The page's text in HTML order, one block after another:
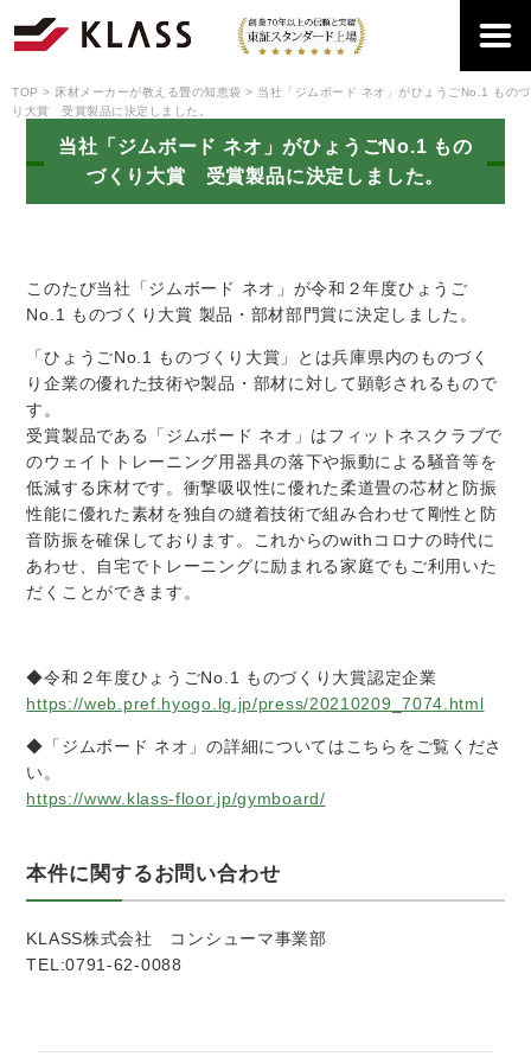
TOP 床材メーカーが教える畳の知恵袋
当社「ジムボード ネオ」がひょうごNo.1 もの
り大賞 受賞製品に決定しました。
当社「ジムボード ネオ」がひょうごNo.1 もの
づくり大賞 受賞製品に決定しました。
このたび当社「ジムボード ネオ」が令和２年度ひょうご
No.1 ものづくり大賞 製品・部材部門賞に決定しました。
「ひょうごNo.1 ものづくり大賞」とは兵庫県内のものづく
り企業の優れた技術や製品・部材に対して顕彰されるもので
す。
受賞製品である「ジムボード ネオ」はフィットネスクラブで
のウェイトトレーニング用器具の落下や振動による騒音等を
低減する床材です。衝撃吸収性に優れた柔道畳の芯材と防振
性能に優れた素材を独自の縫着技術で組み合わせて剛性と防
音防振を確保しております。これからのwithコロナの時代に
あわせ、自宅でトレーニングに励まれる家庭でもご利用いた
だくことができます。
◆令和２年度ひょうごNo.1 ものづくり大賞認定企業
https://web.pref.hyogo.lg.jp/press/20210209_7074.html
◆「ジムボード ネオ」の詳細についてはこちらをご覧くださ
い。
https://www.klass-floor.jp/gymboard/
本件に関するお問い合わせ
KLASS株式会社 コンシューマ事業部
TEL:0791-62-0088